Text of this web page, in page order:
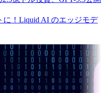
！Liquid AI のエッジモデ